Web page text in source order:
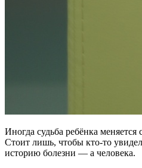
Иногда судьба ребёнка меняется
Стоит лишь, чтобы кто-то
историю болезни — а человека.